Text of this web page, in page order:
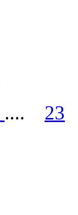
.... 23